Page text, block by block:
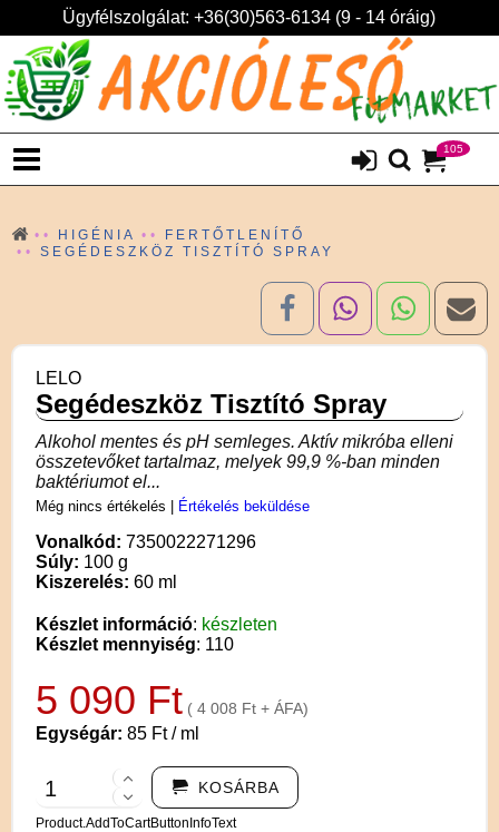
Ügyfélszolgálat: +36(30)563-6134 (9 - 14 óráig)
105
HIGÉNIA
FERTŐTLENÍTŐ
SEGÉDESZKÖZ TISZTÍTÓ SPRAY
LELO
Segédeszköz Tisztító Spray
Alkohol mentes és pH semleges. Aktív mikróba elleni
összetevőket tartalmaz, melyek 99,9 %-ban minden
baktériumot el...
Még nincs értékelés Értékelés beküldése
Vonalkód: 7350022271296
Súly: 100 g
Kiszerelés: 60 ml
Készlet információ: készleten
Készlet mennyiség: 110
5 090 Ft ( 4 008 Ft + ÁFA)
Egységár: 85 Ft / ml
KOSÁRBA
Product.AddToCartButtonInfoText